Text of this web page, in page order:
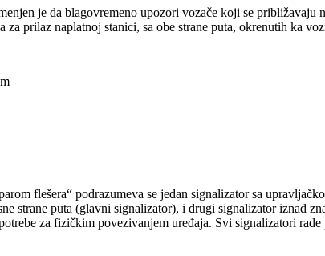
je da blagovremeno upozori vozače koji se
prilaz naplatnoj stanici, sa obe strane puta, okrenutih ka
flešera“ podrazumeva se jedan signalizator sa
strane puta (glavni signalizator), i drugi signalizator iznad
za fizičkim povezivanjem uređaja. Svi signalizatori